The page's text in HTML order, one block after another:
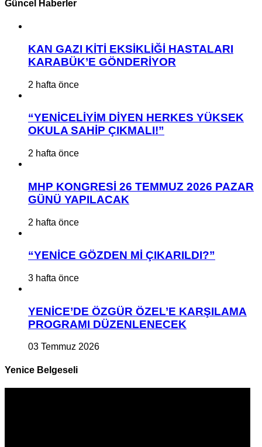
Güncel Haberler
KAN GAZI KİTİ EKSİKLİĞİ HASTALARI
KARABÜK’E GÖNDERİYOR
2 hafta önce
“YENİCELİYİM DİYEN HERKES YÜKSEK
OKULA SAHİP ÇIKMALI!”
2 hafta önce
MHP KONGRESİ 26 TEMMUZ 2026 PAZAR
GÜNÜ YAPILACAK
2 hafta önce
“YENİCE GÖZDEN Mİ ÇIKARILDI?”
3 hafta önce
YENİCE’DE ÖZGÜR ÖZEL’E KARŞILAMA
PROGRAMI DÜZENLENECEK
03 Temmuz 2026
Yenice Belgeseli